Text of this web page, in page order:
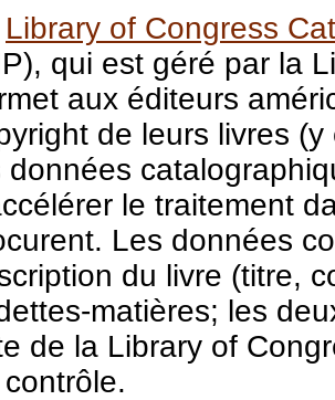
Library of Congress
qui est géré par la
aux éditeurs
de leurs livres
données
le traitement
Les données
du livre (titre,
matières; les
de la Library of